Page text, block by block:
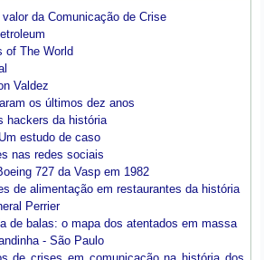
da Comunicação de Crise
of The World
Valdez
os últimos dez anos
hackers da história
estudo de caso
nas redes sociais
727 da Vasp em 1982
de alimentação em restaurantes da história
Perrier
de balas: o mapa dos atentados em massa
- São Paulo